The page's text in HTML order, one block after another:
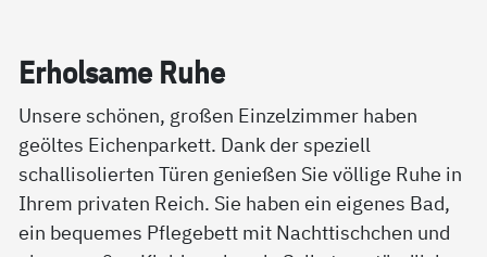
Er­hol­sa­me Ru­he
Unsere schönen, großen Einzelzimmer haben
geöltes Eichenparkett. Dank der speziell
schallisolierten Türen genießen Sie völlige Ruhe in
Ihrem privaten Reich. Sie haben ein eigenes Bad,
ein bequemes Pflegebett mit Nachttischchen und